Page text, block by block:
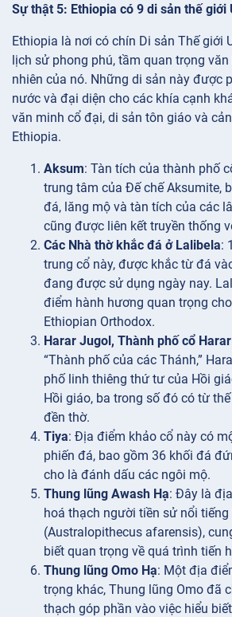
Sự thật 5: Ethiopia có 9 di sản thế giới
Ethiopia là nơi có chín Di sản Thế giới
lịch sử phong phú, tầm quan trọng
nhiên của nó. Những di sản này được
nước và đại diện cho các khía cạnh
văn minh cổ đại, di sản tôn giáo và
Ethiopia.
Aksum: Tàn tích của thành phố
trung tâm của Đế chế Aksumite,
đá, lăng mộ và tàn tích của các
cũng được liên kết truyền thống
Các Nhà thờ khắc đá ở Lalibela:
trung cổ này, được khắc từ đá
đang được sử dụng ngày nay.
điểm hành hương quan trọng
Ethiopian Orthodox.
Harar Jugol, Thành phố cổ Harar
“Thành phố của các Thánh,”
phố linh thiêng thứ tư của Hồi
Hồi giáo, ba trong số đó có từ
đền thờ.
Tiya: Địa điểm khảo cổ này có
phiến đá, bao gồm 36 khối đá
cho là đánh dấu các ngôi mộ.
Thung lũng Awash Hạ: Đây là
hoá thạch người tiền sử nổi tiếng
(Australopithecus afarensis),
biết quan trọng về quá trình tiến
Thung lũng Omo Hạ: Một địa
trọng khác, Thung lũng Omo đã
thạch góp phần vào việc hiểu